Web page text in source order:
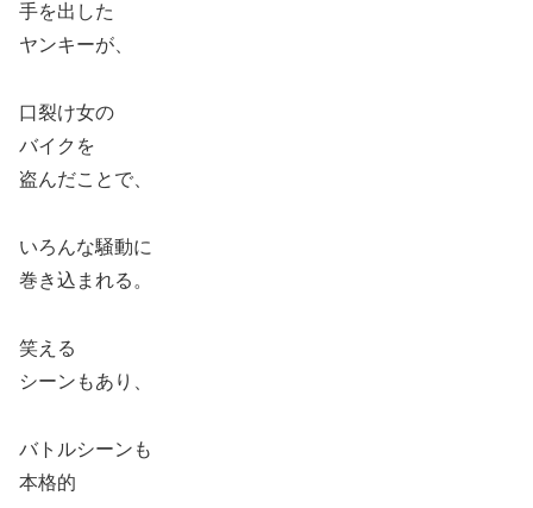
手を出した
ヤンキーが、
口裂け女の
バイクを
盗んだことで、
いろんな騒動に
巻き込まれる。
笑える
シーンもあり、
バトルシーンも
本格的